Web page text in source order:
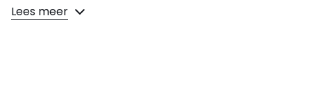
Samenstelling en onderhoud
Lees meer